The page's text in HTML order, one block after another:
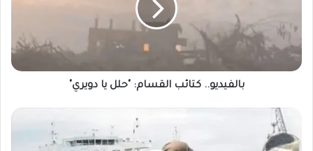
بالفيديو.. كتائب القسام: "حلل يا دويري"